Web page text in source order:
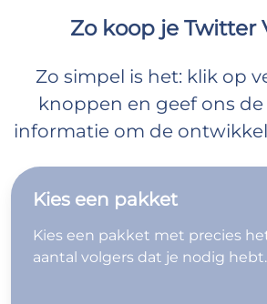
Zo koop je Twitter
Zo simpel is het: klik op
knoppen en geef ons
informatie om de
Kies een pakket
Kies een pakket met precies
aantal volgers dat je nodig hebt.